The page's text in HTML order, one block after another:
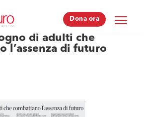
Dona ora
Dona ora
di adulti che
l’assenza di futuro